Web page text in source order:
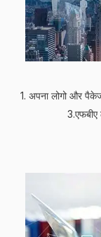
1. अपना लोगो और